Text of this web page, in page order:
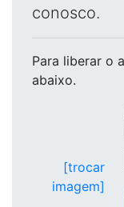
conosco.
Para liberar o
abaixo.
[trocar
imagem]